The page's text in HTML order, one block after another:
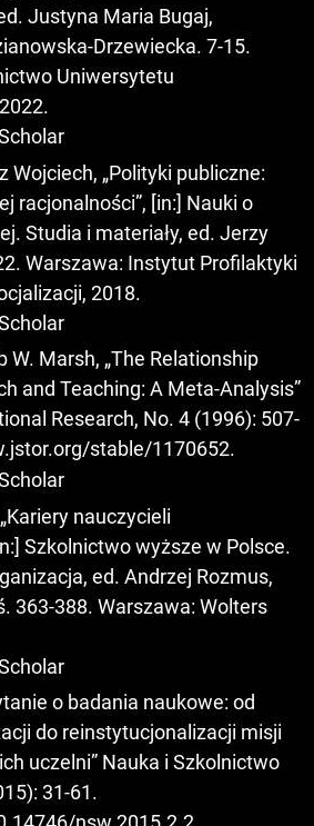
Justyna Maria Bugaj,
Drzewiecka. 7-15.
Uniwersytetu
Wojciech, „Polityki publiczne:
racjonalności”, [in:] Nauki o
Studia i materiały, ed. Jerzy
Warszawa: Instytut Profilaktyki
2018.
W. Marsh, „The Relationship
and Teaching: A Meta-Analysis”
Research, No. 4 (1996): 507-
stable/1170652.
nauczycieli
Szkolnictwo wyższe w Polsce.
ed. Andrzej Rozmus,
363-388. Warszawa: Wolters
o badania naukowe: od
do reinstytucjonalizacji misji
uczelni” Nauka i Szkolnictwo
31-61.